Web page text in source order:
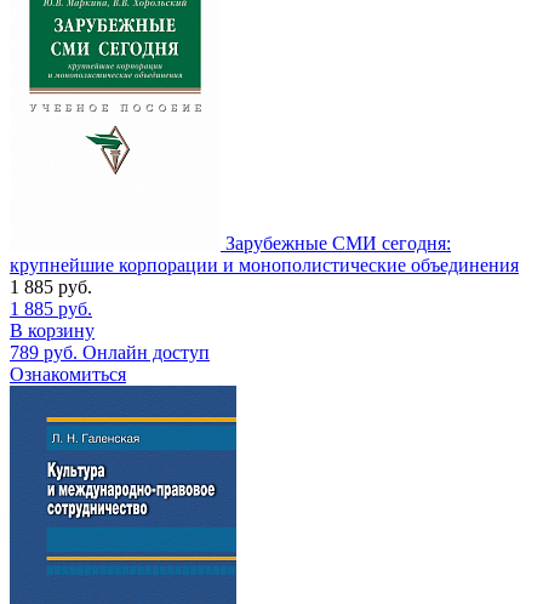
Зарубежные СМИ сегодня:
крупнейшие корпорации и монополистические объединения
1 885 руб.
1 885 руб.
В корзину
789 руб. Онлайн доступ
Ознакомиться